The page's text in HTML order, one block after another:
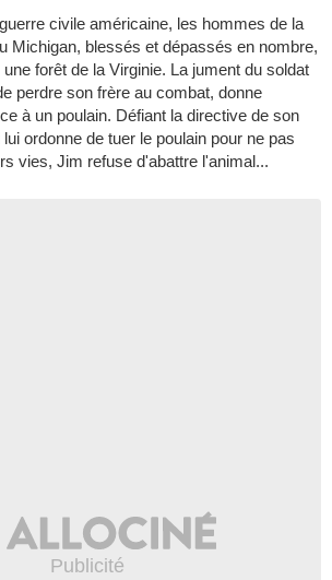
civile américaine, les hommes de la
Michigan, blessés et dépassés en nombre,
forêt de la Virginie. La jument du soldat
perdre son frère au combat, donne
à un poulain. Défiant la directive de son
ordonne de tuer le poulain pour ne pas
vies, Jim refuse d'abattre l'animal...